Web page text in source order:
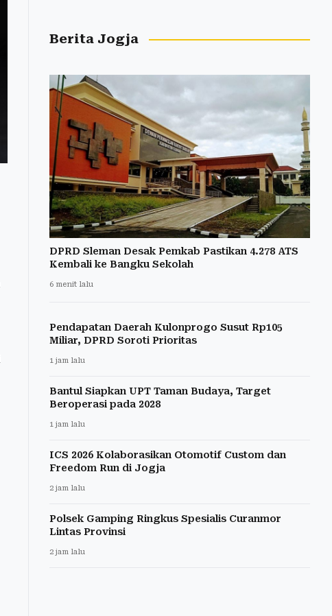
Berita Jogja
DPRD Sleman Desak Pemkab Pastikan 4.278 ATS
Kembali ke Bangku Sekolah
6 menit lalu
Pendapatan Daerah Kulonprogo Susut Rp105
Miliar, DPRD Soroti Prioritas
1 jam lalu
Bantul Siapkan UPT Taman Budaya, Target
Beroperasi pada 2028
1 jam lalu
ICS 2026 Kolaborasikan Otomotif Custom dan
Freedom Run di Jogja
2 jam lalu
Polsek Gamping Ringkus Spesialis Curanmor
Lintas Provinsi
2 jam lalu